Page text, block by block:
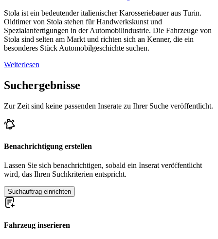
Stola ist ein bedeutender italienischer Karosseriebauer aus Turin.
Oldtimer von Stola stehen für Handwerkskunst und
Spezialanfertigungen in der Automobilindustrie. Die Fahrzeuge von
Stola sind selten am Markt und richten sich an Kenner, die ein
besonderes Stück Automobilgeschichte suchen.
Weiterlesen
Suchergebnisse
Zur Zeit sind keine passenden Inserate zu Ihrer Suche veröffentlicht.
Benachrichtigung erstellen
Lassen Sie sich benachrichtigen, sobald ein Inserat veröffentlicht
wird, das Ihren Suchkriterien entspricht.
Suchauftrag einrichten
Fahrzeug inserieren